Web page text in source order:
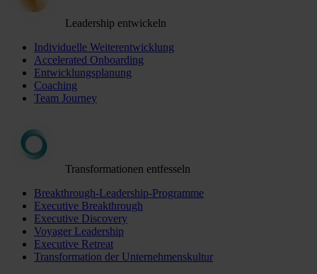
Leadership entwickeln
Individuelle Weiterentwicklung
Accelerated Onboarding
Entwicklungsplanung
Coaching
Team Journey
Transformationen entfesseln
Breakthrough-Leadership-Programme
Executive Breakthrough
Executive Discovery
Voyager Leadership
Executive Retreat
Transformation der Unternehmenskultur